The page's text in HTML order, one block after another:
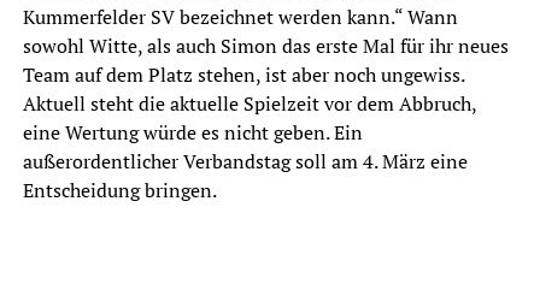
Kummerfelder SV bezeichnet werden kann.“ Wann
sowohl Witte, als auch Simon das erste Mal für ihr neues
Team auf dem Platz stehen, ist aber noch ungewiss.
Aktuell steht die aktuelle Spielzeit vor dem Abbruch,
eine Wertung würde es nicht geben. Ein
außerordentlicher Verbandstag soll am 4. März eine
Entscheidung bringen.